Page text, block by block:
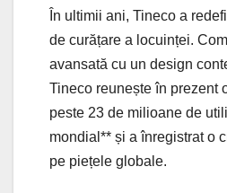
În ultimii ani, Tineco a
de curățare a locuinței.
avansată cu un design
Tineco reunește în prezent
peste 23 de milioane de
mondial** și a înregistrat o
pe piețele globale.